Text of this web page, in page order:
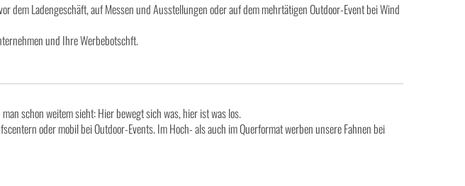
dem Ladengeschäft, auf Messen und Ausstellungen oder auf dem mehrtätigen Outdoor-Event bei Wind
und Ihre Werbebotschft.
schon weitem sieht: Hier bewegt sich was, hier ist was los.
oder mobil bei Outdoor-Events. Im Hoch- als auch im Querformat werben unsere Fahnen bei